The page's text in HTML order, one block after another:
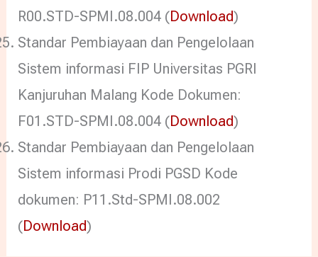
R00.STD-SPMI.08.004 (Download)
Standar Pembiayaan dan Pengelolaan
Sistem informasi FIP Universitas PGRI
Kanjuruhan Malang Kode Dokumen:
F01.STD-SPMI.08.004 (Download)
Standar Pembiayaan dan Pengelolaan
Sistem informasi Prodi PGSD Kode
dokumen: P11.Std-SPMI.08.002
(Download)